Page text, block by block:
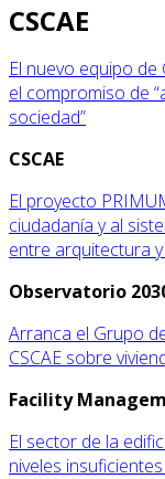
CSCAE
El nuevo equipo
el compromiso de
sociedad”
CSCAE
El proyecto
ciudadanía y al
entre arquitectura
Observatorio
Arranca el Grupo
CSCAE sobre
Facility
El sector de la
niveles